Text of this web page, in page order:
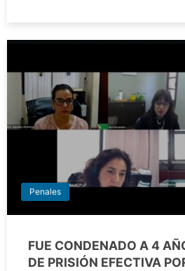
Penales
FUE CONDENADO A 4
DE PRISIÓN EFECTIVA